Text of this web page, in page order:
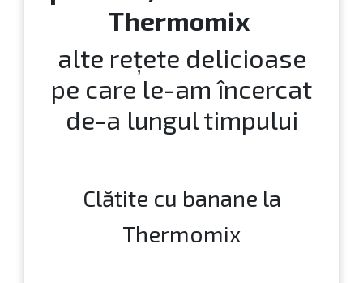
gustul și le transformă în desertul favorit al
iubitorilor de dulce; originară din Canada, rețeta
de pancakes cu sirop de arțar poate fi
acompaniată de fructe de pădure, nuci,
dulceață, sau chiar bucățele de ciocolată.
pufoase/Pancakes cu
Thermomix